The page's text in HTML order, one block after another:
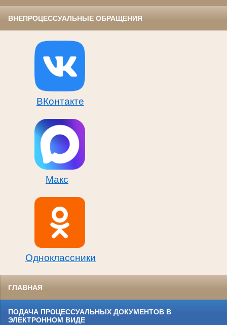
ВНЕПРОЦЕССУАЛЬНЫЕ ОБРАЩЕНИЯ
ВКонтакте
Макс
Одноклассники
ГЛАВНАЯ
ПОДАЧА ПРОЦЕССУАЛЬНЫХ ДОКУМЕНТОВ В
ЭЛЕКТРОННОМ ВИДЕ